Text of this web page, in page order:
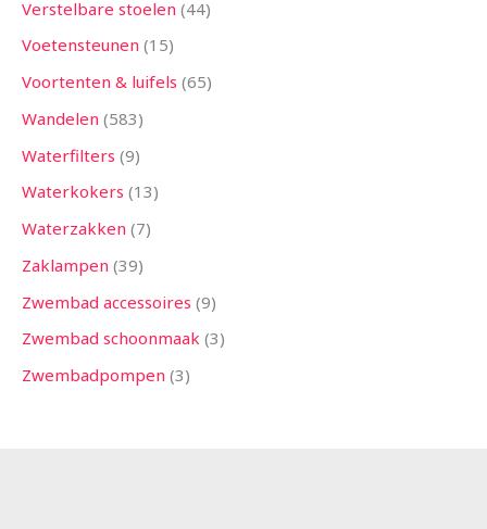
Verstelbare stoelen 44
Voetensteunen 15
Voortenten & luifels 65
Wandelen 583
Waterfilters 9
Waterkokers 13
Waterzakken 7
Zaklampen 39
Zwembad accessoires 9
Zwembad schoonmaak 3
Zwembadpompen 3